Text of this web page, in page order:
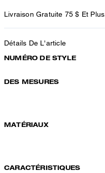
Livraison Gratuite 75 $ Et Plus.
Détails De L'article
NUMÉRO DE STYLE
DES MESURES
MATÉRIAUX
CARACTÉRISTIQUES